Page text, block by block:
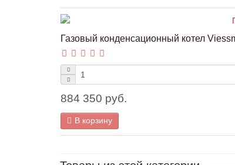
Газовый конденсационный котел
884 350 руб.
В корзину